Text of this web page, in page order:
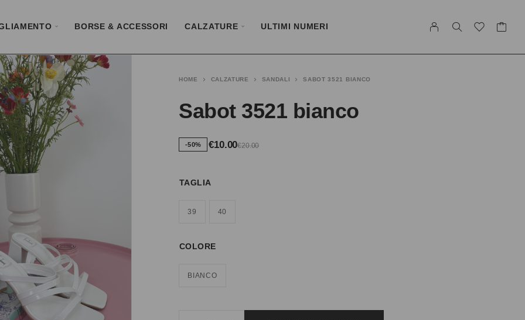
BORSE & ACCESSORI CALZATURE ULTIMI NUMERI
HOME CALZATURE SANDALI SABOT 3521 BIANCO
Sabot 3521 bianco
-50% €20.00
€10.00
TAGLIA
39 40
COLORE
BIANCO